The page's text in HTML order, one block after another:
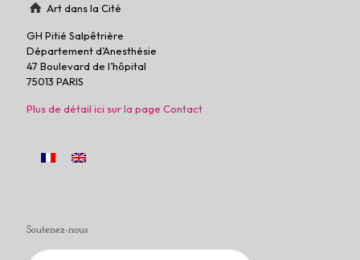
Art dans la Cité
GH Pitié Salpêtrière
Département d’Anesthésie
47 Boulevard de l’hôpital
75013 PARIS
Plus de détail ici sur la page Contact
Soutenez-nous